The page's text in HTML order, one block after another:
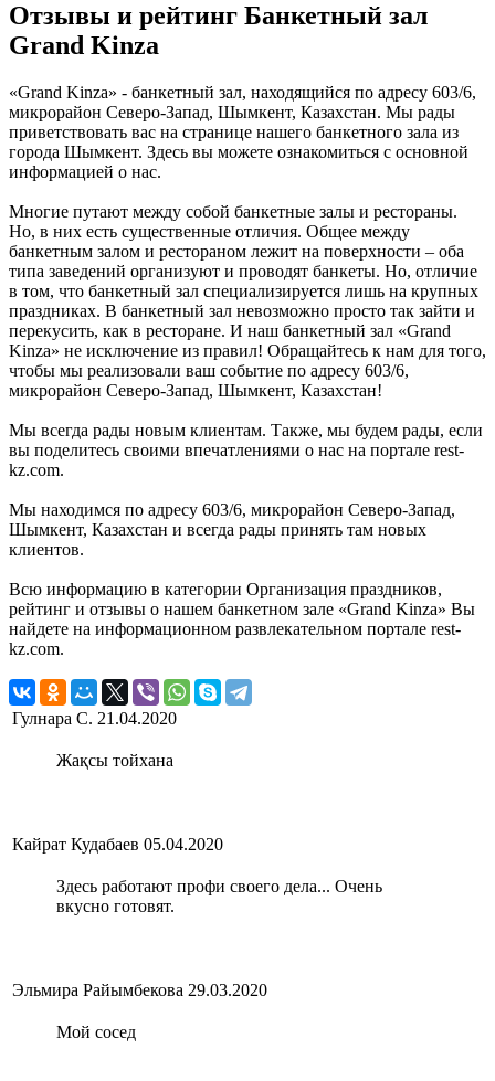
Отзывы и рейтинг Банкетный зал
Grand Kinza
«Grand Kinza» - банкетный зал, находящийся по адресу 603/6,
микрорайон Северо-Запад, Шымкент, Казахстан. Мы рады
приветствовать вас на странице нашего банкетного зала из
города Шымкент. Здесь вы можете ознакомиться с основной
информацией о нас.
Многие путают между собой банкетные залы и рестораны.
Но, в них есть существенные отличия. Общее между
банкетным залом и рестораном лежит на поверхности – оба
типа заведений организуют и проводят банкеты. Но, отличие
в том, что банкетный зал специализируется лишь на крупных
праздниках. В банкетный зал невозможно просто так зайти и
перекусить, как в ресторане. И наш банкетный зал «Grand
Kinza» не исключение из правил! Обращайтесь к нам для того,
чтобы мы реализовали ваш событие по адресу 603/6,
микрорайон Северо-Запад, Шымкент, Казахстан!
Мы всегда рады новым клиентам. Также, мы будем рады, если
вы поделитесь своими впечатлениями о нас на портале rest-
kz.com.
Мы находимся по адресу 603/6, микрорайон Северо-Запад,
Шымкент, Казахстан и всегда рады принять там новых
клиентов.
Всю информацию в категории Организация праздников,
рейтинг и отзывы о нашем банкетном зале «Grand Kinza» Вы
найдете на информационном развлекательном портале rest-
kz.com.
Гулнара С. 21.04.2020
Жақсы тойхана
Кайрат Кудабаев 05.04.2020
Здесь работают профи своего дела... Очень
вкусно готовят.
Эльмира Райымбекова 29.03.2020
Мой сосед